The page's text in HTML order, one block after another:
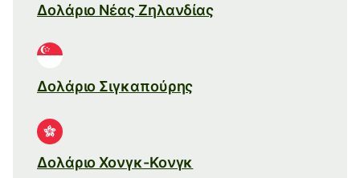
Δολάριο Νέας Ζηλανδίας
Δολάριο Σιγκαπούρης
Δολάριο Χονγκ-Κονγκ